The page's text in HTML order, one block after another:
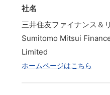
社名
三井住友ファイナンス＆
Sumitomo Mitsui
Limited
ホームページはこちら